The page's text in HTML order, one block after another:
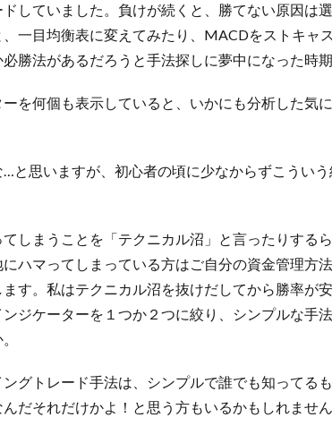
していました。負けが続くと、勝てない原因は
一目均衡表に変えてみたり、MACDをストキャ
勝法があるだろうと手法探しに夢中になった時期
を何個も表示していると、いかにも分析した気
と思いますが、初心者の頃に少なからずこうい
しまうことを「テクニカル沼」と言ったりする
ハマってしまっている方はご自分の資金管理方
す。私はテクニカル沼を抜けだしてから勝率が
ジケーターを１つか２つに絞り、シンプルな手
グトレード手法は、シンプルで誰でも知ってる
だそれだけかよ！と思う方もいるかもしれませ